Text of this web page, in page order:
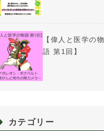
【偉人と医学の物
語 第1回】
カテゴリー